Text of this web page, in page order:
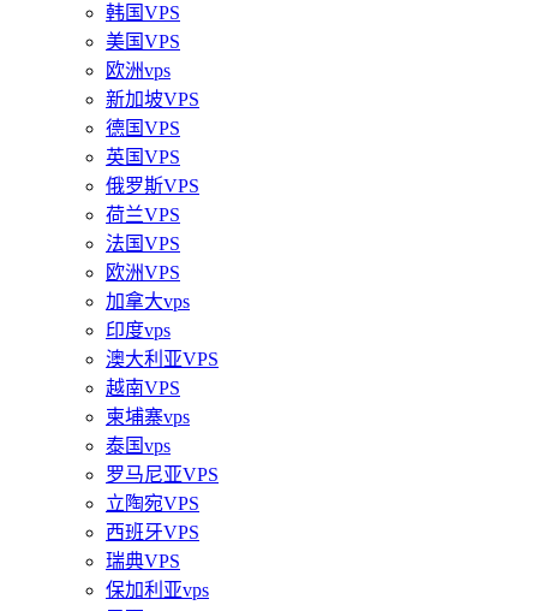
韩国VPS
美国VPS
欧洲vps
新加坡VPS
德国VPS
英国VPS
俄罗斯VPS
荷兰VPS
法国VPS
欧洲VPS
加拿大vps
印度vps
澳大利亚VPS
越南VPS
柬埔寨vps
泰国vps
罗马尼亚VPS
立陶宛VPS
西班牙VPS
瑞典VPS
保加利亚vps